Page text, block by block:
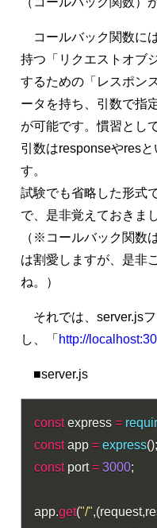
コールバック関数に
持つ「リクエストオブ
するための「レスポン
ータを持ち、引数で指
が可能です。慣習とし
引数はresponseやres
す。
試験でも省略した形式
で、是非覚えておきま
（※コールバック関数
は割愛しますが、是非
ね。）
それでは、server.js
し、「 http://
■server.js
const express =
const app = express();
const port = 3000;
app.get("/",(request,